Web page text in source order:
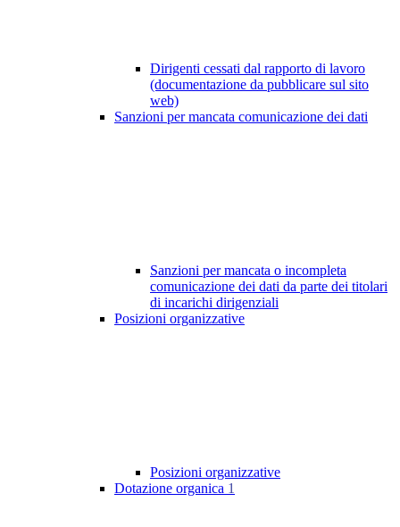
Dirigenti cessati dal rapporto di lavoro
(documentazione da pubblicare sul sito
web)
Sanzioni per mancata comunicazione dei dati
Sanzioni per mancata o incompleta
comunicazione dei dati da parte dei titolari
di incarichi dirigenziali
Posizioni organizzative
Posizioni organizzative
Dotazione organica 1